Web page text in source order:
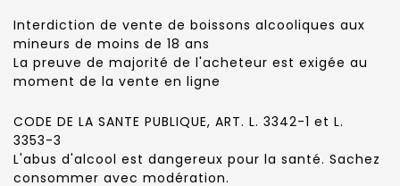
Interdiction de vente de boissons alcooliques aux
mineurs de moins de 18 ans
La preuve de majorité de l'acheteur est exigée au
moment de la vente en ligne
CODE DE LA SANTE PUBLIQUE, ART. L. 3342-1 et L.
3353-3
L'abus d'alcool est dangereux pour la santé. Sachez
consommer avec modération.